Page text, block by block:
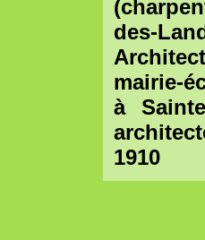
des-
mairie-
à
1910